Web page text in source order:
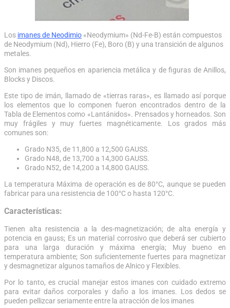
Los imanes de Neodimio «Neodymium» (Nd-Fe-B) están compuestos
de Neodymium (Nd), Hierro (Fe), Boro (B) y una transición de algunos
metales.
Son imanes pequeños en apariencia metálica y de figuras de Anillos,
Blocks y Discos.
Este tipo de imán, llamado de «tierras raras», es llamado así porque
los elementos que lo componen fueron encontrados dentro de la
Tabla de Elementos como «Lantánidos». Prensados y horneados. Son
muy frágiles y muy fuertes magnéticamente. Los grados más
comunes son:
Grado N35, de 11,800 a 12,500 GAUSS.
Grado N48, de 13,700 a 14,300 GAUSS.
Grado N52, de 14,200 a 14,800 GAUSS.
La temperatura Máxima de operación es de 80°C, aunque se pueden
fabricar para una resistencia de 100°C o hasta 120°C.
Características:
Tienen alta resistencia a la des-magnetización; de alta energía y
potencia en gauss; Es un material corrosivo que deberá ser cubierto
para una larga duración y máxima energía; Muy bueno en
temperatura ambiente; Son suficientemente fuertes para magnetizar
y desmagnetizar algunos tamaños de Alnico y Flexibles.
Por lo tanto, es crucial manejar estos imanes con cuidado extremo
para evitar daños corporales y daño a los imanes. Los dedos se
pueden pellizcar seriamente entre la atracción de los imanes